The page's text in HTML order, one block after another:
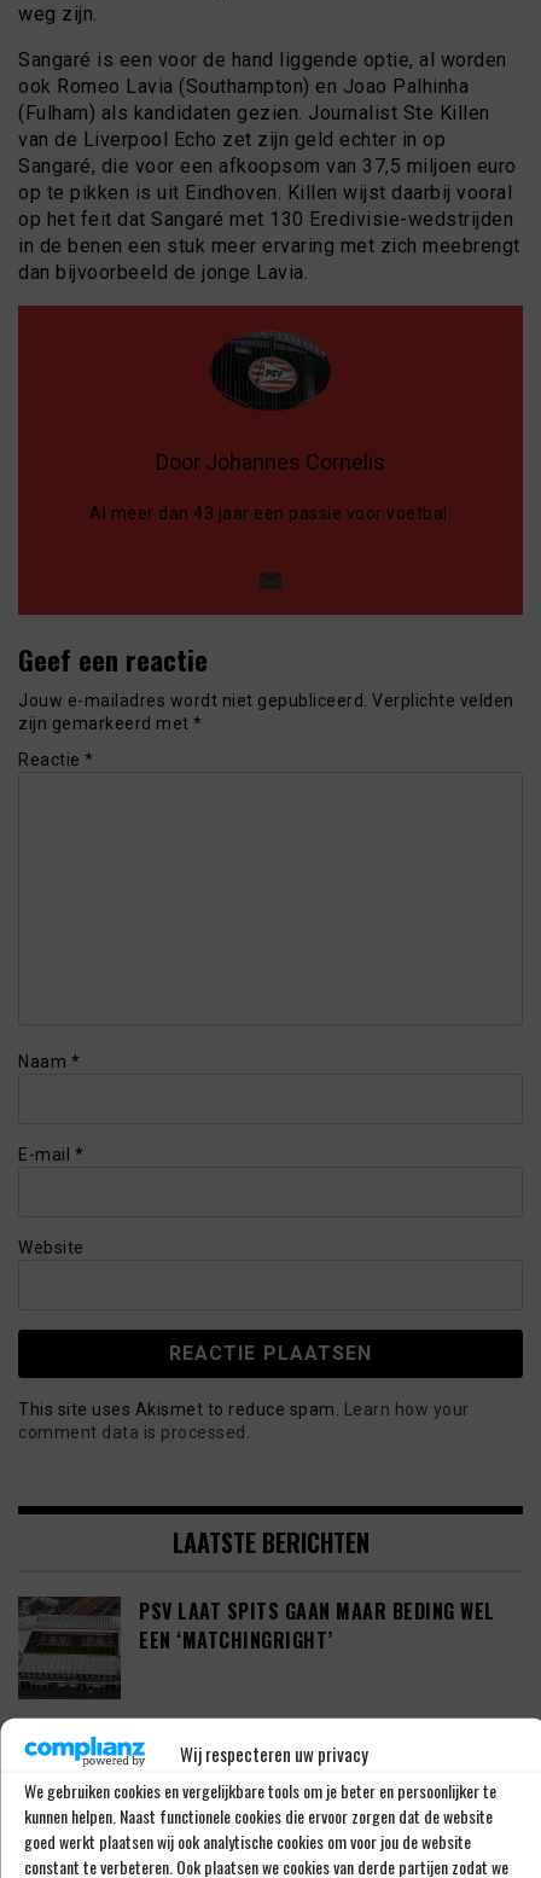
Wij respecteren uw privacy
We gebruiken cookies en vergelijkbare tools om je beter en persoonlijker te
kunnen helpen. Naast functionele cookies die ervoor zorgen dat de website
goed werkt plaatsen wij ook analytische cookies om voor jou de website
constant te verbeteren. Ook plaatsen we cookies van derde partijen zodat we
weg zijn.
Sangaré is een voor de hand liggende optie, al worden
ook Romeo Lavia (Southampton) en Joao Palhinha
(Fulham) als kandidaten gezien. Journalist Ste Killen
van de Liverpool Echo zet zijn geld echter in op
Sangaré, die voor een afkoopsom van 37,5 miljoen euro
op te pikken is uit Eindhoven. Killen wijst daarbij vooral
op het feit dat Sangaré met 130 Eredivisie-wedstrijden
in de benen een stuk meer ervaring met zich meebrengt
dan bijvoorbeeld de jonge Lavia.
Door Johannes Cornelis
Al meer dan 43 jaar een passie voor voetbal.
Geef een reactie
Jouw e-mailadres wordt niet gepubliceerd. Verplichte velden
zijn gemarkeerd met *
Reactie *
Naam *
E-mail *
Website
This site uses Akismet to reduce spam.
Learn how your
comment data is processed.
LAATSTE BERICHTEN
PSV LAAT SPITS GAAN MAAR BEDING WEL
EEN ‘MATCHINGRIGHT’
‘PSV IN ONDERHANDELING MET HET
SCHOTSE RANGERS FC’